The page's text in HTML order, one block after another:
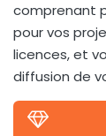
comprenant
pour vos
licences, et
diffusion de